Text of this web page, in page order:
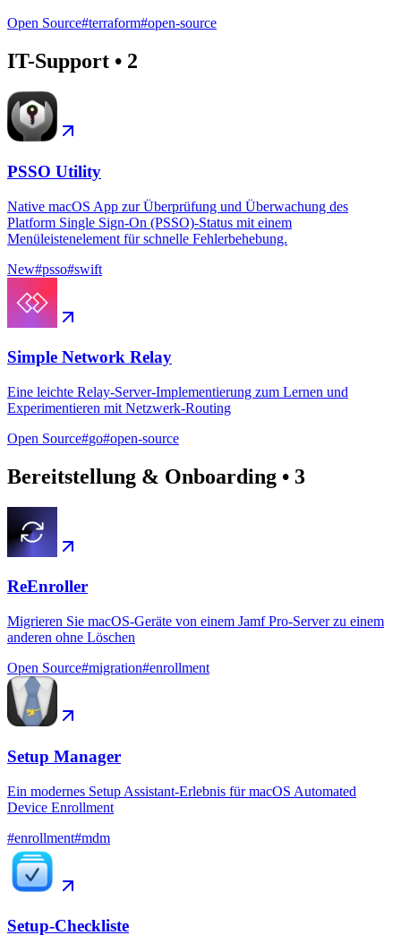
Open Source#terraform#open-source
IT-Support • 2
PSSO Utility
Native macOS App zur Überprüfung und Überwachung des
Platform Single Sign-On (PSSO)-Status mit einem
Menüleistenelement für schnelle Fehlerbehebung.
New#psso#swift
Simple Network Relay
Eine leichte Relay-Server-Implementierung zum Lernen und
Experimentieren mit Netzwerk-Routing
Open Source#go#open-source
Bereitstellung & Onboarding • 3
ReEnroller
Migrieren Sie macOS-Geräte von einem Jamf Pro-Server zu einem
anderen ohne Löschen
Open Source#migration#enrollment
Setup Manager
Ein modernes Setup Assistant-Erlebnis für macOS Automated
Device Enrollment
#enrollment#mdm
Setup-Checkliste